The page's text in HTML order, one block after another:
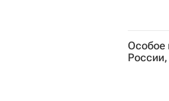
Особое